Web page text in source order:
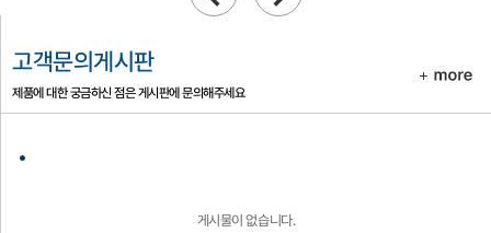
고객문의게시판
제품에 대한 궁금하신 점은 게시판에 문의해주세요
게시물이 없습니다.